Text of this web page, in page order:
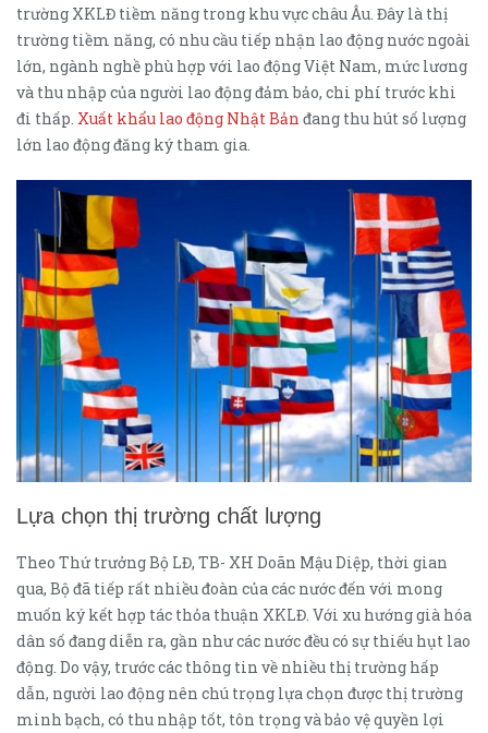
trường XKLĐ tiềm năng trong khu vực châu Âu. Đây là thị
trường tiềm năng, có nhu cầu tiếp nhận lao động nước ngoài
lớn, ngành nghề phù hợp với lao động Việt Nam, mức lương
và thu nhập của người lao động đảm bảo, chi phí trước khi
đi thấp. Xuất khẩu lao động Nhật Bản đang thu hút số lượng
lớn lao động đăng ký tham gia.
Lựa chọn thị trường chất lượng
Theo Thứ trưởng Bộ LĐ, TB- XH Doãn Mậu Diệp, thời gian
qua, Bộ đã tiếp rất nhiều đoàn của các nước đến với mong
muốn ký kết hợp tác thỏa thuận XKLĐ. Với xu hướng già hóa
dân số đang diễn ra, gần như các nước đều có sự thiếu hụt lao
động. Do vậy, trước các thông tin về nhiều thị trường hấp
dẫn, người lao động nên chú trọng lựa chọn được thị trường
minh bạch, có thu nhập tốt, tôn trọng và bảo vệ quyền lợi